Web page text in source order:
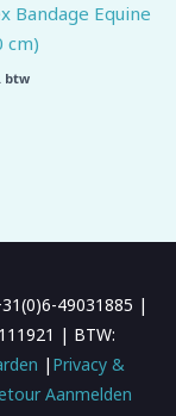
Bandage Equine
cm)
btw
49031885 |
| BTW:
| Privacy &
Aanmelden